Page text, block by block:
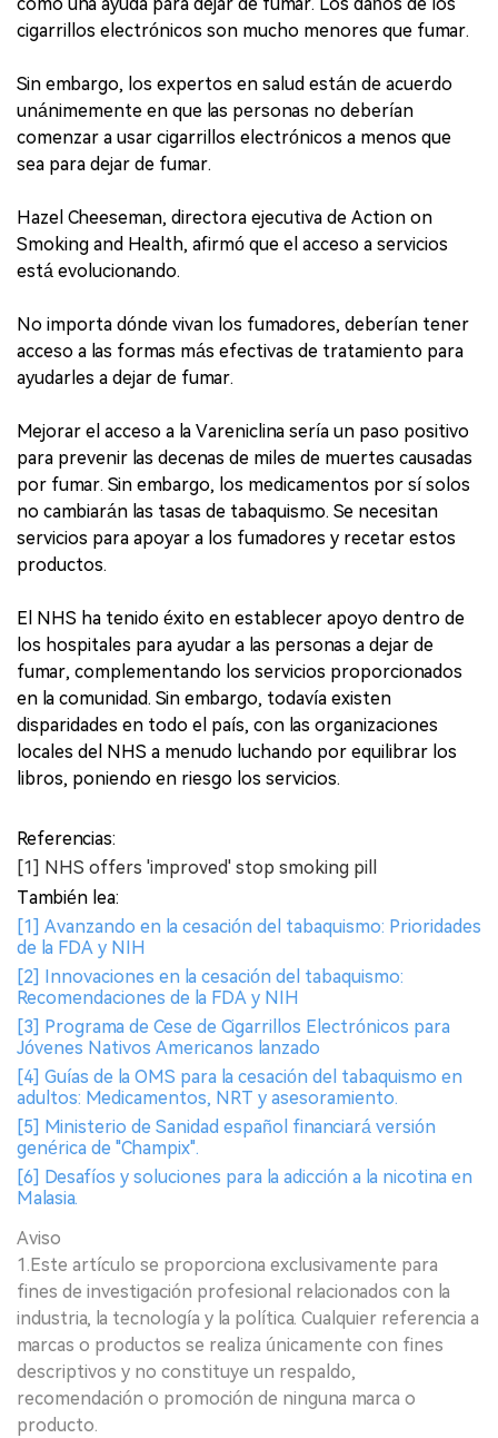
cigarrillos electrónicos son mucho menores que fumar.
Sin embargo, los expertos en salud están de acuerdo
unánimemente en que las personas no deberían
comenzar a usar cigarrillos electrónicos a menos que
sea para dejar de fumar.
Hazel Cheeseman, directora ejecutiva de Action on
Smoking and Health, afirmó que el acceso a servicios
está evolucionando.
No importa dónde vivan los fumadores, deberían tener
acceso a las formas más efectivas de tratamiento para
ayudarles a dejar de fumar.
Mejorar el acceso a la Vareniclina sería un paso positivo
para prevenir las decenas de miles de muertes causadas
por fumar. Sin embargo, los medicamentos por sí solos
no cambiarán las tasas de tabaquismo. Se necesitan
servicios para apoyar a los fumadores y recetar estos
productos.
El NHS ha tenido éxito en establecer apoyo dentro de
los hospitales para ayudar a las personas a dejar de
fumar, complementando los servicios proporcionados
en la comunidad. Sin embargo, todavía existen
disparidades en todo el país, con las organizaciones
locales del NHS a menudo luchando por equilibrar los
libros, poniendo en riesgo los servicios.
Referencias:
[1] NHS offers 'improved' stop smoking pill
También lea:
[1] Avanzando en la cesación del tabaquismo: Prioridades
de la FDA y NIH
[2] Innovaciones en la cesación del tabaquismo:
Recomendaciones de la FDA y NIH
[3] Programa de Cese de Cigarrillos Electrónicos para
Jóvenes Nativos Americanos lanzado
[4] Guías de la OMS para la cesación del tabaquismo en
adultos: Medicamentos, NRT y asesoramiento.
[5] Ministerio de Sanidad español financiará versión
genérica de "Champix".
[6] Desafíos y soluciones para la adicción a la nicotina en
Malasia.
Aviso
1.Este artículo se proporciona exclusivamente para
fines de investigación profesional relacionados con la
industria, la tecnología y la política. Cualquier referencia a
marcas o productos se realiza únicamente con fines
descriptivos y no constituye un respaldo,
recomendación o promoción de ninguna marca o
producto.